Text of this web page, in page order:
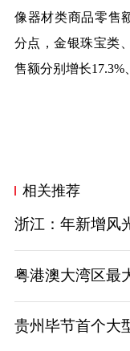
像器材类商品零售
分点，金银珠宝类
售额分别增长17.3%
相关推荐
浙江：年新增风
粤港澳大湾区最
贵州毕节首个大